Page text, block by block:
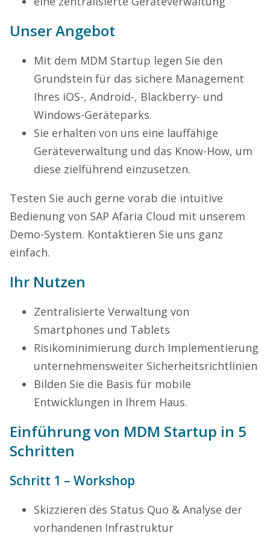
Unser Angebot
Mit dem MDM Startup legen Sie den
Grundstein für das sichere Management
Ihres iOS-, Android-, Blackberry- und
Windows-Geräteparks.
Sie erhalten von uns eine lauffähige
Geräteverwaltung und das Know-How, um
diese zielführend einzusetzen.
Testen Sie auch gerne vorab die intuitive
Bedienung von SAP Afaria Cloud mit unserem
Demo-System. Kontaktieren Sie uns ganz
einfach.
Ihr Nutzen
Zentralisierte Verwaltung von
Smartphones und Tablets
Risikominimierung durch Implementierung
unternehmensweiter Sicherheitsrichtlinien
Bilden Sie die Basis für mobile
Entwicklungen in Ihrem Haus.
Einführung von MDM Startup in 5
Schritten
Schritt 1 – Workshop
Skizzieren des Status Quo & Analyse der
vorhandenen Infrastruktur